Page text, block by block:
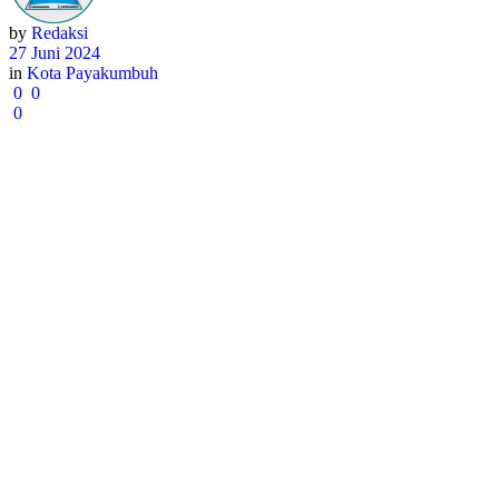
by Redaksi
27 Juni 2024
in Kota Payakumbuh
0 0
0